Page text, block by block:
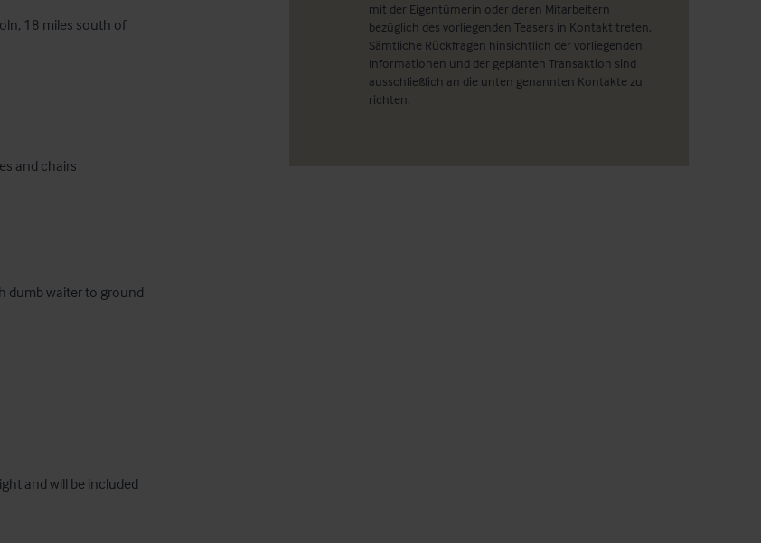
18 miles south of
dumb waiter to ground
and will be included
mit der Eigentümerin oder deren Mitarbeitern
bezüglich des vorliegenden Teasers in Kontakt treten.
Sämtliche Rückfragen hinsichtlich der vorliegenden
Informationen und der geplanten Transaktion sind
ausschließlich an die unten genannten Kontakte zu
richten.